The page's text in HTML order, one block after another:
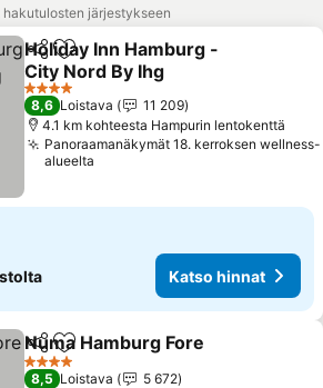
järjestykseen
Jaa Lisää suosikkeihin
Holiday Inn Hamburg -
City Nord By Ihg
Katso hinnat
4 Tähtiluokitus
8,6 Loistava
11 209
4.1 km kohteesta Hampurin lentokenttä
Panoraamanäkymät 18. kerroksen wellness-
alueelta
Katso hinnat
Jaa Lisää suosikkeihin
Numa Hamburg Fore
4 Tähtiluokitus
8,5 Loistava
5 672